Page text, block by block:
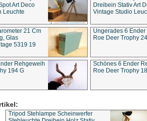
Art Deco
Leuchte
Dreibein Stativ Art
Vintage Studio
21 Cm
Glas
5319 19
Ungerades 6
Roe Deer Trophy
Rehgeweih
194 G
Schönes 6 Ender
Roe Deer Trophy
Tripod Stehlampe Scheinwerfer